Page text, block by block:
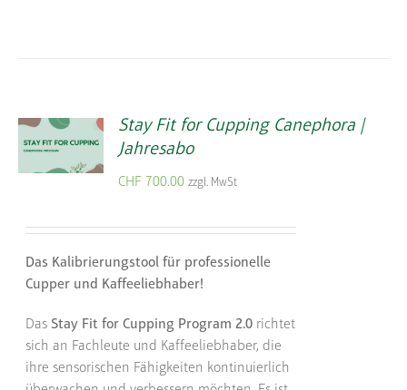
Stay Fit for Cupping Canephora |
Jahresabo
CHF 700.00 zzgl. MwSt
Das Kalibrierungstool für professionelle
Cupper und Kaffeeliebhaber!
Das Stay Fit for Cupping Program 2.0 richtet
sich an Fachleute und Kaffeeliebhaber, die
ihre sensorischen Fähigkeiten kontinuierlich